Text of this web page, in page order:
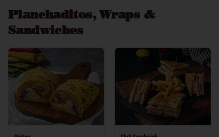
Planchaditos, Wraps &
Sandwiches